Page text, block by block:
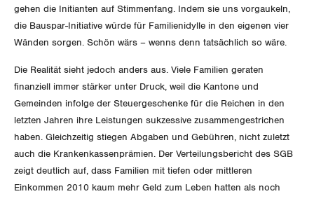
Queer-Kommission
Rentner:innen-Kommission
Glarus
Graubünden
gehen die Initianten auf Stimmenfang. Indem sie uns vorgaukeln,
die Bauspar-Initiative würde für Familienidylle in den eigenen vier
Wänden sorgen. Schön wärs – wenns denn tatsächlich so wäre.
Die Realität sieht jedoch anders aus. Viele Familien geraten
finanziell immer stärker unter Druck, weil die Kantone und
Gemeinden infolge der Steuergeschenke für die Reichen in den
letzten Jahren ihre Leistungen sukzessive zusammengestrichen
haben. Gleichzeitig stiegen Abgaben und Gebühren, nicht zuletzt
auch die Krankenkassenprämien. Der Verteilungsbericht des SGB
zeigt deutlich auf, dass Familien mit tiefen oder mittleren
Einkommen 2010 kaum mehr Geld zum Leben hatten als noch